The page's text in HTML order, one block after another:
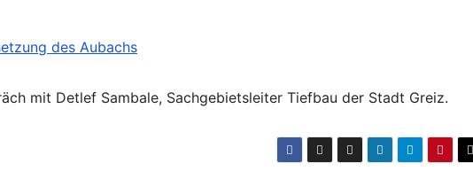
mit Detlef Sambale, Sachgebietsleiter Tiefbau der Stadt Greiz.